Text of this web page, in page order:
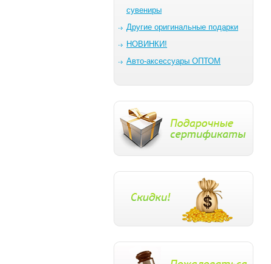
сувениры
Другие оригинальные подарки
НОВИНКИ!
Авто-аксессуары ОПТОМ